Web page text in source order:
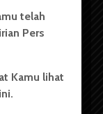
telah
Pers
Kamu lihat